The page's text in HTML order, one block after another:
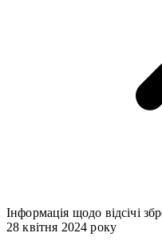
Інформація щодо відсічі
28 квітня 2024 року